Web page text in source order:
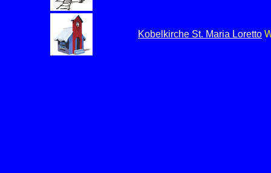
Kobelkirche St. Maria Loretto